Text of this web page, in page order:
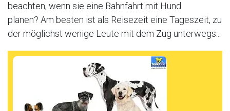
beachten, wenn sie eine Bahnfahrt mit Hund
planen? Am besten ist als Reisezeit eine Tageszeit, zu
der möglichst wenige Leute mit dem Zug unterwegs...